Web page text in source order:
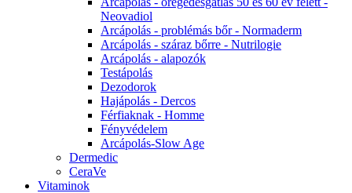
Neovadiol
Arcápolás - problémás bőr - Normaderm
Arcápolás - száraz bőrre - Nutrilogie
Arcápolás - alapozók
Testápolás
Dezodorok
Hajápolás - Dercos
Férfiaknak - Homme
Fényvédelem
Arcápolás-Slow Age
Dermedic
CeraVe
Vitaminok